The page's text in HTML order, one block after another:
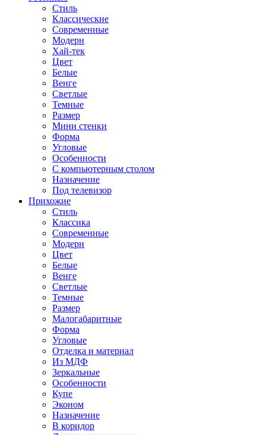
Стиль
Классические
Современные
Модерн
Хай-тек
Цвет
Белые
Венге
Светлые
Темные
Размер
Мини стенки
Форма
Угловые
Особенности
С компьютерным столом
Назначение
Под телевизор
Прихожие
Стиль
Классика
Современные
Модерн
Цвет
Белые
Венге
Светлые
Темные
Размер
Малогабаритные
Форма
Угловые
Отделка и материал
Из МДФ
Зеркальные
Особенности
Купе
Эконом
Назначение
В коридор